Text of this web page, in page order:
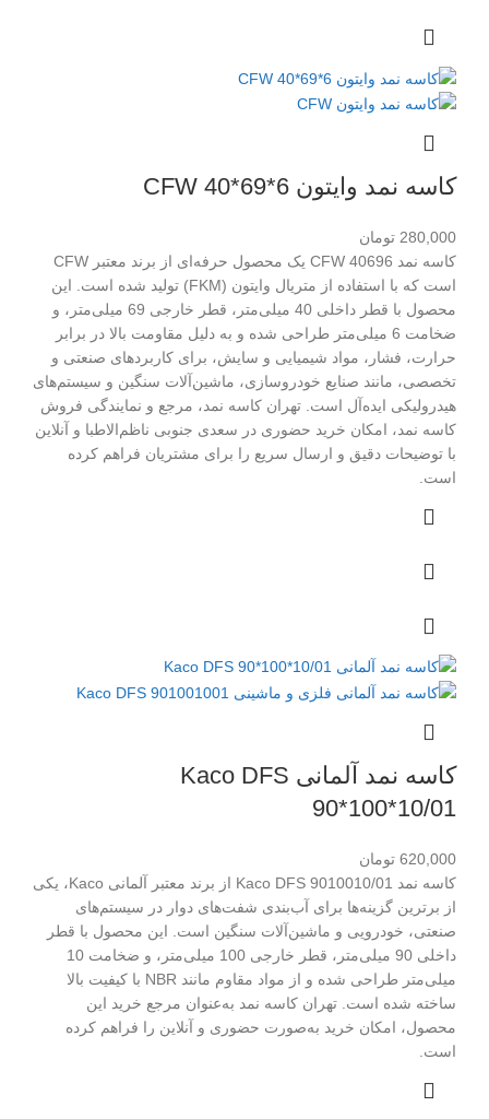
کاسه نمد وایتون CFW 40*69*6
280,000 تومان
کاسه نمد CFW 40696 یک محصول حرفه‌ای از برند معتبر CFW
است که با استفاده از متریال وایتون (FKM) تولید شده است. این
محصول با قطر داخلی 40 میلی‌متر، قطر خارجی 69 میلی‌متر، و
ضخامت 6 میلی‌متر طراحی شده و به دلیل مقاومت بالا در برابر
حرارت، فشار، مواد شیمیایی و سایش، برای کاربردهای صنعتی و
تخصصی، مانند صنایع خودروسازی، ماشین‌آلات سنگین و سیستم‌های
هیدرولیکی ایده‌آل است. تهران کاسه نمد، مرجع و نمایندگی فروش
کاسه نمد، امکان خرید حضوری در سعدی جنوبی ناظم‌الاطبا و آنلاین
با توضیحات دقیق و ارسال سریع را برای مشتریان فراهم کرده
است.
کاسه نمد آلمانی Kaco DFS
90*100*10/01
620,000 تومان
کاسه نمد Kaco DFS 9010010/01 از برند معتبر آلمانی Kaco، یکی
از برترین گزینه‌ها برای آب‌بندی شفت‌های دوار در سیستم‌های
صنعتی، خودرویی و ماشین‌آلات سنگین است. این محصول با قطر
داخلی 90 میلی‌متر، قطر خارجی 100 میلی‌متر، و ضخامت 10
میلی‌متر طراحی شده و از مواد مقاوم مانند NBR با کیفیت بالا
ساخته شده است. تهران کاسه نمد به‌عنوان مرجع خرید این
محصول، امکان خرید به‌صورت حضوری و آنلاین را فراهم کرده
است.